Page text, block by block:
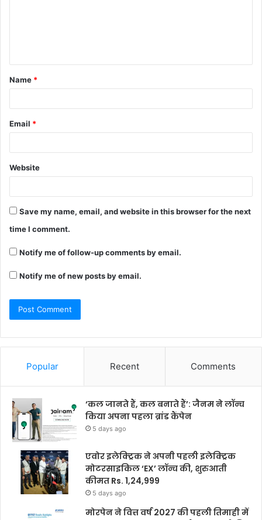
Name *
Email *
Website
Save my name, email, and website in this browser for the next
time I comment.
Notify me of follow-up comments by email.
Notify me of new posts by email.
Popular Recent Comments
‘कल जानते हैं, कल बनाते हैं’: जैनम ने लॉन्च
किया अपना पहला ब्रांड कैंपेन
5 days ago
एवोर इलेक्ट्रिक ने अपनी पहली इलेक्ट्रिक
मोटरसाइकिल ‘EX’ लॉन्च की, शुरुआती
कीमत Rs. 1,24,999
5 days ago
मोरपेन ने वित्त वर्ष 2027 की पहली तिमाही में